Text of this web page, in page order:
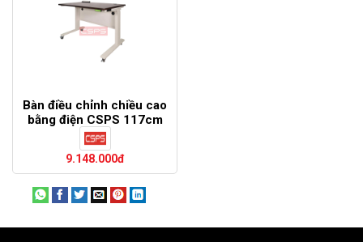
Bàn điều chỉnh chiều cao
bằng điện CSPS 117cm
màu trắng
9.148.000đ